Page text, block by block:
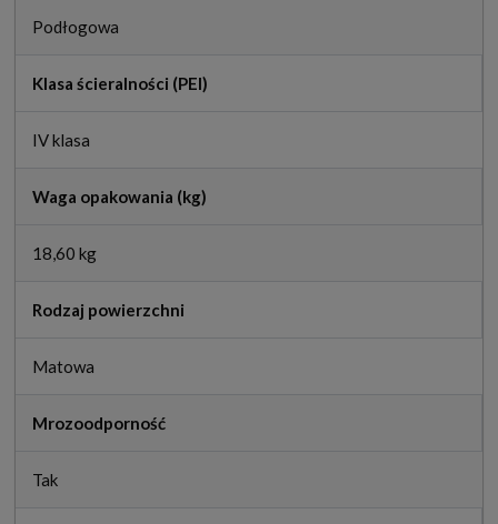
Podłogowa
Klasa ścieralności (PEI)
IV klasa
Waga opakowania (kg)
18,60 kg
Rodzaj powierzchni
Matowa
Mrozoodporność
Tak